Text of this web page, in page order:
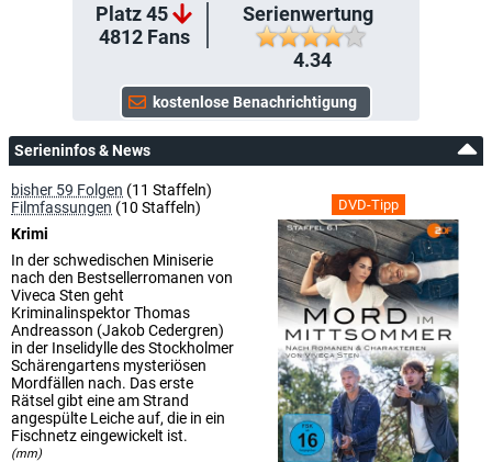
Platz 45
4812Fans
Serienwertung
4.34
Serieninfos & News
DVD-Tipp
bisher 59 Folgen (11 Staffeln)
Filmfassungen (10 Staffeln)
Krimi
In der schwedischen Miniserie
nach den Bestsellerromanen von
Viveca Sten geht
Kriminalinspektor Thomas
Andreasson (Jakob Cedergren)
in der Inselidylle des Stockholmer
Schärengartens mysteriösen
Mordfällen nach. Das erste
Rätsel gibt eine am Strand
angespülte Leiche auf, die in ein
Fischnetz eingewickelt ist.
(mm)